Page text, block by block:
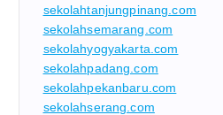
sekolahtanjungpinang.com
sekolahsemarang.com
sekolahyogyakarta.com
sekolahpadang.com
sekolahpekanbaru.com
sekolahserang.com